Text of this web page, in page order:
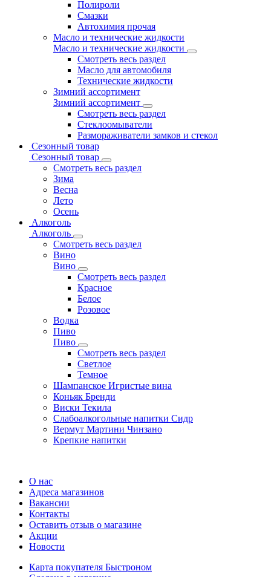
Полироли
Смазки
Автохимия прочая
Масло и технические жидкости
Масло и технические жидкости
Смотреть весь раздел
Масло для автомобиля
Технические жидкости
Зимний ассортимент
Зимний ассортимент
Смотреть весь раздел
Стеклоомыватели
Размораживатели замков и стекол
Сезонный товар
Сезонный товар
Смотреть весь раздел
Зима
Весна
Лето
Осень
Алкоголь
Алкоголь
Смотреть весь раздел
Вино
Вино
Смотреть весь раздел
Красное
Белое
Розовое
Водка
Пиво
Пиво
Смотреть весь раздел
Cветлое
Темное
Шампанское Игристые вина
Коньяк Бренди
Виски Текила
Слабоалкогольные напитки Сидр
Вермут Мартини Чинзано
Крепкие напитки
О нас
Адреса магазинов
Вакансии
Контакты
Оставить отзыв о магазине
Акции
Новости
Карта покупателя Быстроном